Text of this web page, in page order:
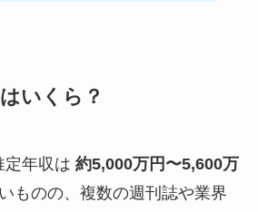
いくら？
定年収は 約5,000万円〜5,600万
ものの、複数の週刊誌や業界